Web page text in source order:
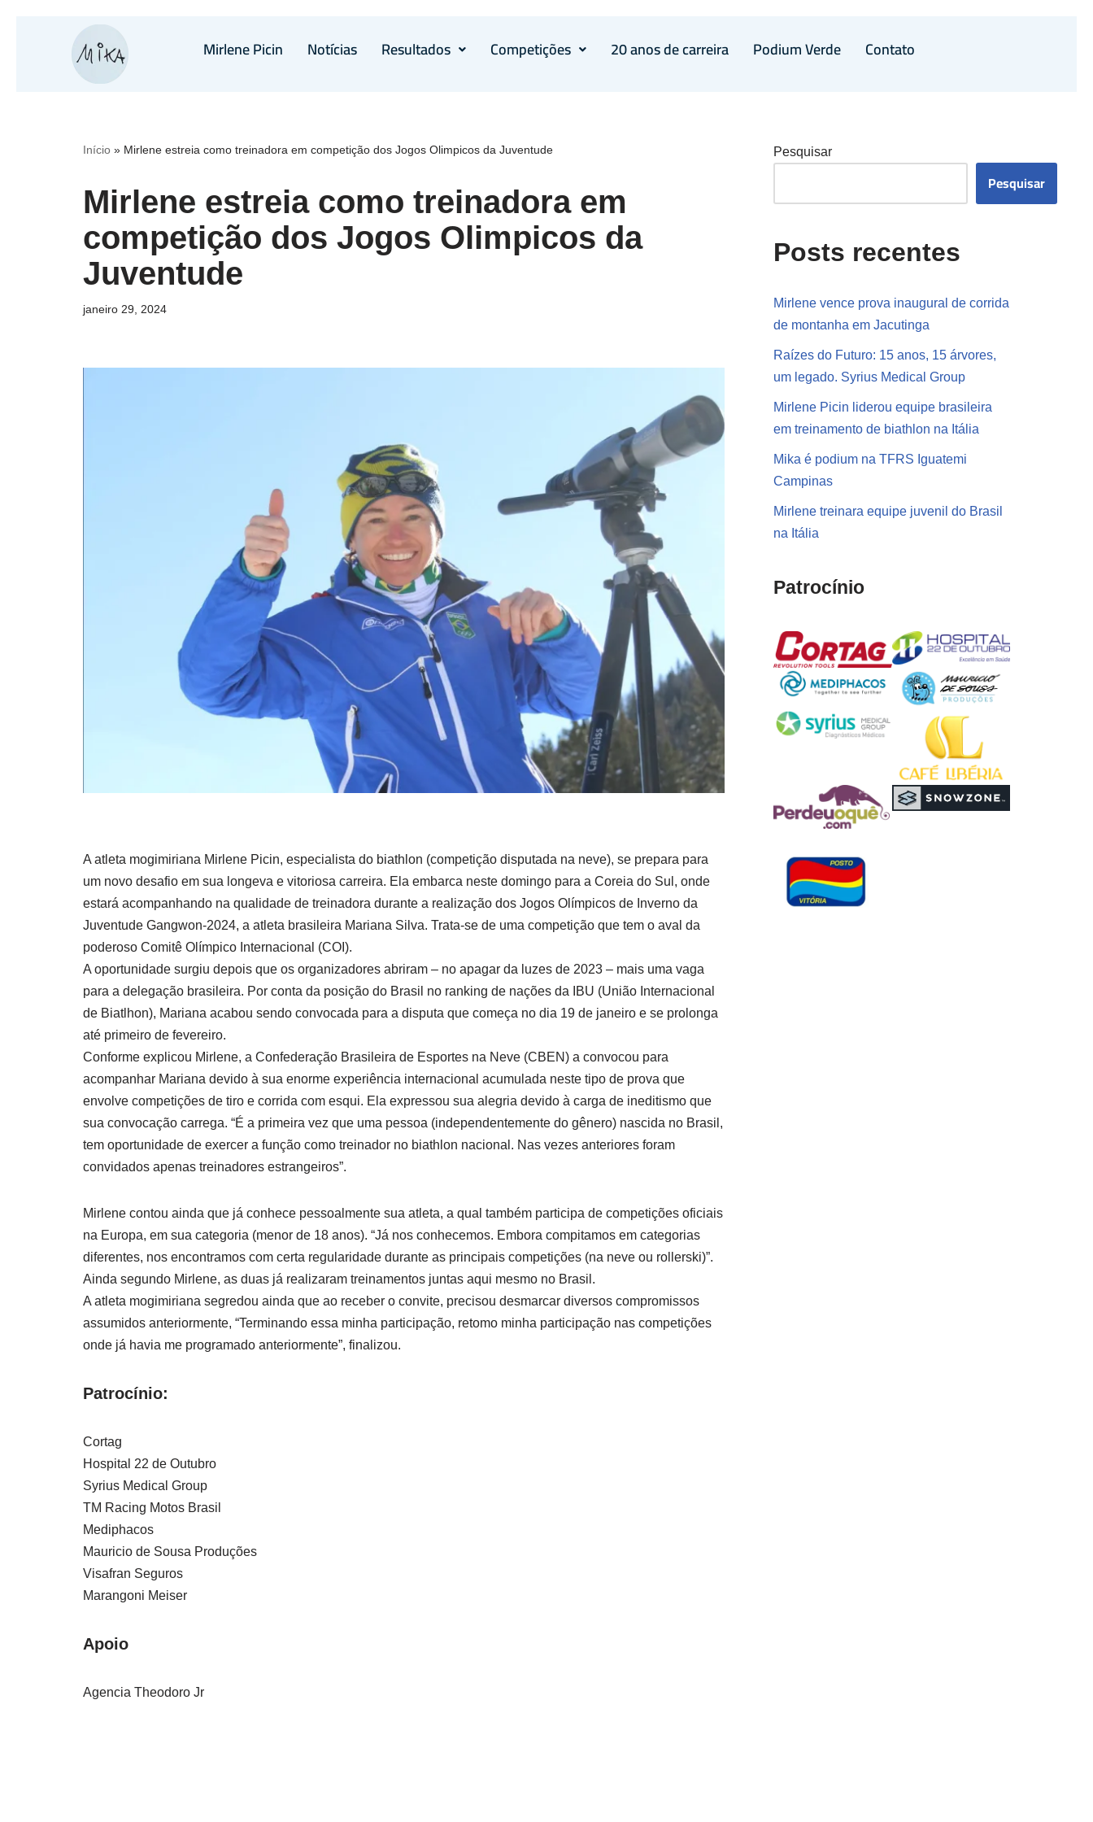
Mirlene Picin Notícias Resultados Competições 20 anos de carreira Podium Verde Contato
Início » Mirlene estreia como treinadora em competição dos Jogos Olimpicos da Juventude
Mirlene estreia como treinadora em
competição dos Jogos Olimpicos da
Juventude
janeiro 29, 2024
A atleta mogimiriana Mirlene Picin, especialista do biathlon (competição disputada na neve), se prepara para
um novo desafio em sua longeva e vitoriosa carreira. Ela embarca neste domingo para a Coreia do Sul, onde
estará acompanhando na qualidade de treinadora durante a realização dos Jogos Olímpicos de Inverno da
Juventude Gangwon-2024, a atleta brasileira Mariana Silva. Trata-se de uma competição que tem o aval da
poderoso Comitê Olímpico Internacional (COI).
A oportunidade surgiu depois que os organizadores abriram – no apagar da luzes de 2023 – mais uma vaga
para a delegação brasileira. Por conta da posição do Brasil no ranking de nações da IBU (União Internacional
de Biatlhon), Mariana acabou sendo convocada para a disputa que começa no dia 19 de janeiro e se prolonga
até primeiro de fevereiro.
Conforme explicou Mirlene, a Confederação Brasileira de Esportes na Neve (CBEN) a convocou para
acompanhar Mariana devido à sua enorme experiência internacional acumulada neste tipo de prova que
envolve competições de tiro e corrida com esqui. Ela expressou sua alegria devido à carga de ineditismo que
sua convocação carrega. “É a primeira vez que uma pessoa (independentemente do gênero) nascida no Brasil,
tem oportunidade de exercer a função como treinador no biathlon nacional. Nas vezes anteriores foram
convidados apenas treinadores estrangeiros”.
Mirlene contou ainda que já conhece pessoalmente sua atleta, a qual também participa de competições oficiais
na Europa, em sua categoria (menor de 18 anos). “Já nos conhecemos. Embora compitamos em categorias
diferentes, nos encontramos com certa regularidade durante as principais competições (na neve ou rollerski)”.
Ainda segundo Mirlene, as duas já realizaram treinamentos juntas aqui mesmo no Brasil.
A atleta mogimiriana segredou ainda que ao receber o convite, precisou desmarcar diversos compromissos
assumidos anteriormente, “Terminando essa minha participação, retomo minha participação nas competições
onde já havia me programado anteriormente”, finalizou.
Patrocínio:
Cortag
Hospital 22 de Outubro
Syrius Medical Group
TM Racing Motos Brasil
Mediphacos
Mauricio de Sousa Produções
Visafran Seguros
Marangoni Meiser
Apoio
Agencia Theodoro Jr
Pesquisar
Pesquisar
Posts recentes
Mirlene vence prova inaugural de corrida
de montanha em Jacutinga
Raízes do Futuro: 15 anos, 15 árvores,
um legado. Syrius Medical Group
Mirlene Picin liderou equipe brasileira
em treinamento de biathlon na Itália
Mika é podium na TFRS Iguatemi
Campinas
Mirlene treinara equipe juvenil do Brasil
na Itália
Patrocínio